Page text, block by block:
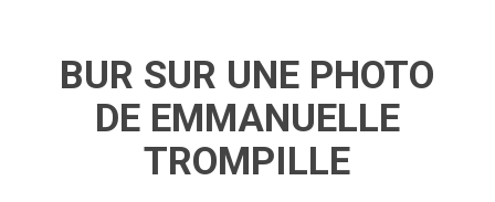
BUR SUR UNE PHOTO
DE EMMANUELLE
TROMPILLE